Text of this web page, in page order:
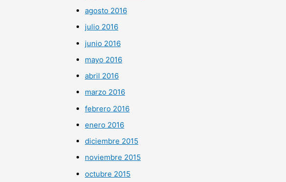
agosto 2016
julio 2016
junio 2016
mayo 2016
abril 2016
marzo 2016
febrero 2016
enero 2016
diciembre 2015
noviembre 2015
octubre 2015